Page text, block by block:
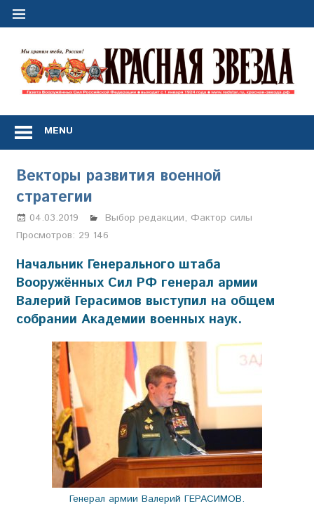
Перейти
Сил
Российской
Федерации
*
выходит
с
1
января
года
MENU
Векторы развития военной
стратегии
04.03.2019 Анастасия Свиридова
Выбор редакции, Фактор силы
Просмотров: 29 146
Начальник Генерального штаба
Вооружённых Сил РФ генерал армии
Валерий Герасимов выступил на общем
собрании Академии военных наук.
Генерал армии Валерий ГЕРАСИМОВ.